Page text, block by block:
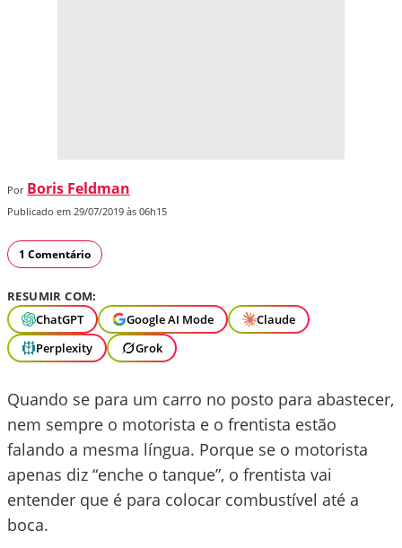
Por Boris Feldman
Publicado em 29/07/2019 às 06h15
1 Comentário
RESUMIR COM:
ChatGPT
Google AI Mode
Claude
Perplexity
Grok
Quando se para um carro no posto para abastecer,
nem sempre o motorista e o frentista estão
falando a mesma língua. Porque se o motorista
apenas diz “enche o tanque”, o frentista vai
entender que é para colocar combustível até a
boca.